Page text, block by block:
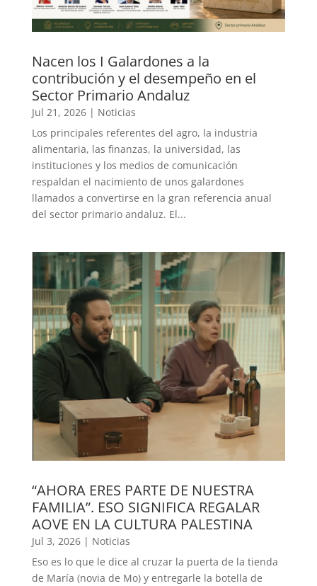
Nacen los I Galardones a la
contribución y el desempeño en el
Sector Primario Andaluz
Jul 21, 2026| Noticias
Los principales referentes del agro, la industria
alimentaria, las finanzas, la universidad, las
instituciones y los medios de comunicación
respaldan el nacimiento de unos galardones
llamados a convertirse en la gran referencia anual
del sector primario andaluz. El...
“AHORA ERES PARTE DE NUESTRA
FAMILIA”. ESO SIGNIFICA REGALAR
AOVE EN LA CULTURA PALESTINA
Jul 3, 2026| Noticias
Eso es lo que le dice al cruzar la puerta de la tienda
de María (novia de Mo) y entregarle la botella de